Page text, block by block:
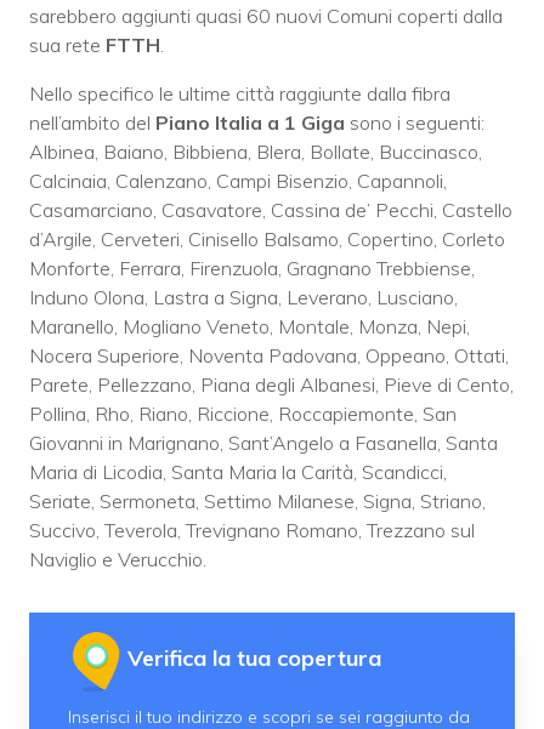
sarebbero aggiunti quasi 60 nuovi Comuni coperti dalla
sua rete FTTH
Nello specifico le ultime città raggiunte dalla fibra
nell’ambito del Piano Italia a 1 Giga sono i seguenti:
Albinea, Baiano, Bibbiena, Blera, Bollate, Buccinasco,
Calcinaia, Calenzano, Campi Bisenzio, Capannoli,
Casamarciano, Casavatore, Cassina de’ Pecchi, Castello
d’Argile, Cerveteri, Cinisello Balsamo, Copertino, Corleto
Monforte, Ferrara, Firenzuola, Gragnano Trebbiense,
Induno Olona, Lastra a Signa, Leverano, Lusciano,
Maranello, Mogliano Veneto, Montale, Monza, Nepi,
Nocera Superiore, Noventa Padovana, Oppeano, Ottati,
Parete, Pellezzano, Piana degli Albanesi, Pieve di Cento,
Pollina, Rho, Riano, Riccione, Roccapiemonte, San
Giovanni in Marignano, Sant’Angelo a Fasanella, Santa
Maria di Licodia, Santa Maria la Carità, Scandicci,
Seriate, Sermoneta, Settimo Milanese, Signa, Striano,
Succivo, Teverola, Trevignano Romano, Trezzano sul
Naviglio e Verucchio.
Verifica la tua copertura
Inserisci il tuo indirizzo e scopri se sei raggiunto da